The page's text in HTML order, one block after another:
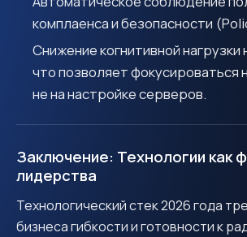
комплаенса и безопасности
Снижение когнитивной нагрузки
что позволяет фокусироваться
не на настройке серверов.
Заключение: Технологии как
лидерства
Технологический стек 2026 года
бизнеса гибкости и готовности к